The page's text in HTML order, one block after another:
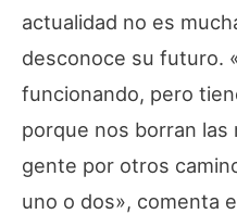
actualidad no es
desconoce su futuro.
funcionando, pero
porque nos borran las
gente por otros
uno o dos», comenta